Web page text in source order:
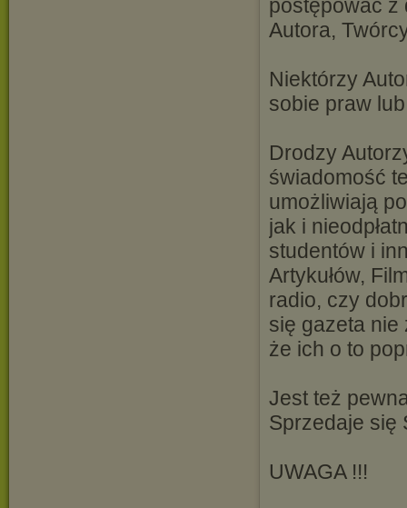
postępować z
Autora,
Niektórzy
sobie praw
Drodzy
świadomość
umożliwiają
jak i
studentów i
Artykułów,
radio, czy
się gazeta nie
że ich o to
Jest też
Sprzedaje się
UWAGA !!!